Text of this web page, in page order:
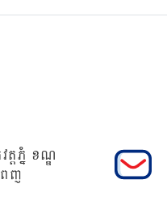
តភ្នំ ខណ្ឌ
េញ